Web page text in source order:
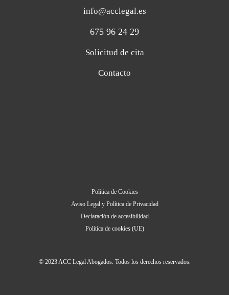
info@acclegal.es
675 96 24 29
Solicitud de cita
Contacto
Política de Cookies
Aviso Legal y Política de Privacidad
Declaración de accesibilidad
Política de cookies (UE)
© 2023 ACC Legal Abogados. Todos los derechos reservados.